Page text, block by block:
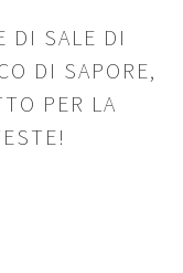
DI SALE DI
DI SAPORE,
PER LA